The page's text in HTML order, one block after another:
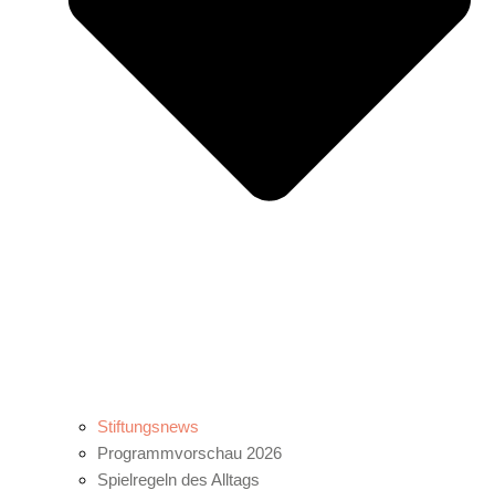
Stiftungsnews
Programmvorschau 2026
Spielregeln des Alltags